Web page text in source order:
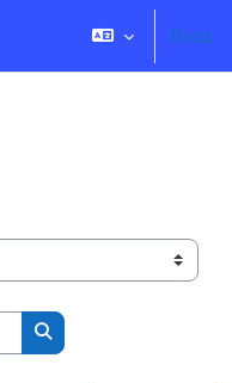
Вход
Поиск курса